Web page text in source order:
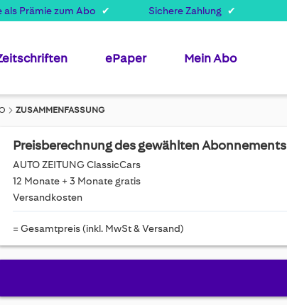
Prämie zum Abo Sichere Zahlung
ePaper Mein Abo
ZUSAMMENFASSUNG
Preisberechnung des gewählten Abonnements
AUTO ZEITUNG ClassicCars
12 Monate + 3 Monate gratis
Versandkosten
= Gesamtpreis (inkl. MwSt & Versand)